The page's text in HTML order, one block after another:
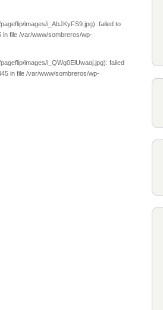
images/i_AbJKyFS9.jpg): failed to
in file /var/www/sombreros/wp-
images/i_QWg0ElUwaoj.jpg): failed
in file /var/www/sombreros/wp-